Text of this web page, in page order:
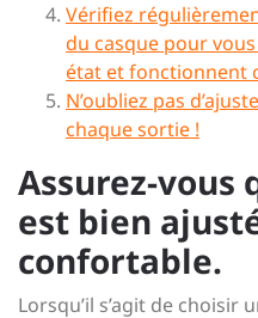
Vérifiez
du casque pour
état et fonctionnent
N’oubliez pas
chaque sortie !
Assurez-vous
est bien
confortable.
Lorsqu’il s’agit de choisir